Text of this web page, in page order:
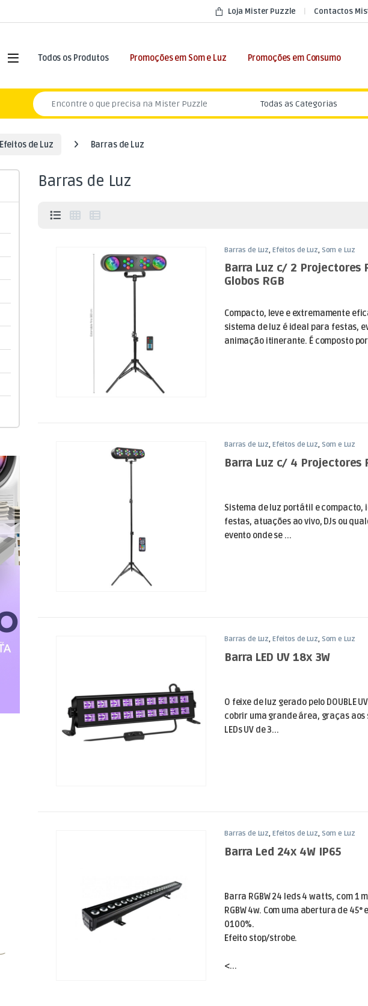
Loja Mister Puzzle Contactos
Open Todos os Produtos Promoções em Som e Luz Promoções em Consumo
Search for:
Efeitos de Luz Barras de Luz
Barras de Luz
Barras de Luz, Efeitos de Luz, Som e Luz
Barra Luz c/ 2 Projectores
Globos RGB
Compacto, leve e extremamente
sistema de luz é ideal para festas,
animação itinerante. É composto por
Barras de Luz, Efeitos de Luz, Som e Luz
Barra Luz c/ 4 Projectores
Sistema de luz portátil e compacto,
festas, atuações ao vivo, DJs ou
evento onde se ...
Barras de Luz, Efeitos de Luz, Som e Luz
Barra LED UV 18x 3W
O feixe de luz gerado pelo DOUBLE
cobrir uma grande área, graças aos
LEDs UV de 3...
Barras de Luz, Efeitos de Luz, Som e Luz
Barra Led 24x 4W IP65
Barra RGBW 24 leds 4 watts, com 1
RGBW 4w. Com uma abertura de 45°
0100%.
Efeito stop/strobe.
<...